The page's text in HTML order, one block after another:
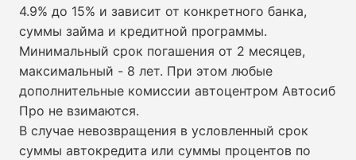
4.9% до 15% и зависит от конкретного банка,
суммы займа и кредитной программы.
Минимальный срок погашения от 2 месяцев,
максимальный - 8 лет. При этом любые
дополнительные комиссии автоцентром Автосиб
Про не взимаются.
В случае невозвращения в условленный срок
суммы автокредита или суммы процентов по